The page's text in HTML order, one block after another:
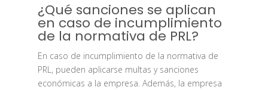
¿Qué sanciones se aplican
en caso de incumplimiento
de la normativa de PRL?
En caso de incumplimiento de la normativa de
PRL, pueden aplicarse multas y sanciones
económicas a la empresa. Además, la empresa